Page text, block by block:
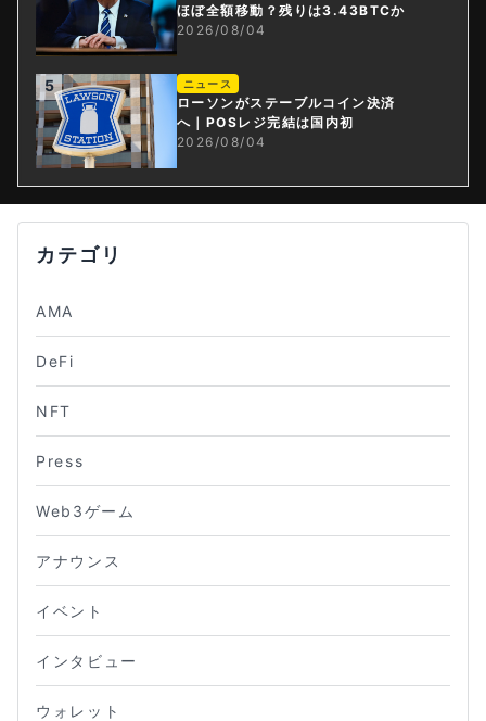
ほぼ全額移動？残りは3.43BTCか
2026/08/04
5 ニュース
ローソンがステーブルコイン決済
へ｜POSレジ完結は国内初
2026/08/04
カテゴリ
AMA
DeFi
NFT
Press
Web3ゲーム
アナウンス
イベント
インタビュー
ウォレット